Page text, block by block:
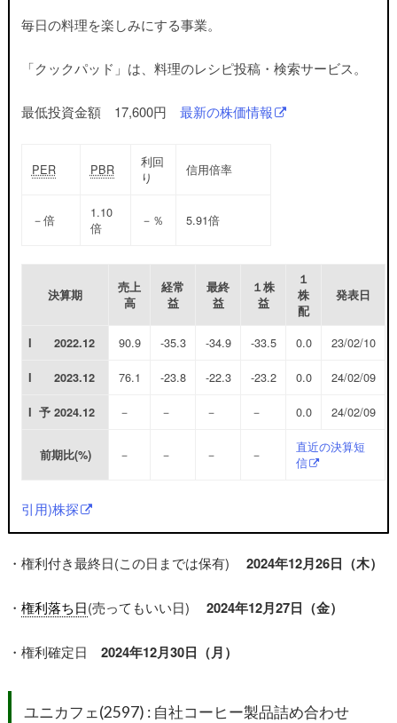
毎日の料理を楽しみにする事業。
「クックパッド」は、料理のレシピ投稿・検索サービス。
最低投資金額 17,600円最新の株価情報
PER PBR
利回
り
信用倍率
－倍
1.10
倍
－ ％ 5.91倍
決算期
売上
高
経常
益
最終
益
１株
益
１
株
配
発表日
I2022.12 90.9 -35.3 -34.9 -33.5 0.0 23/02/10
I2023.12 76.1 -23.8 -22.3 -23.2 0.0 24/02/09
I 予2024.12 － － － － 0.0 24/02/09
前期比(%) － － － －
直近の決算短
信
引用)株探
・権利付き最終日(この日までは保有) 2024年12月26日（木）
・ 権利落ち日(売ってもいい日) 2024年12月27日（金）
・権利確定日 2024年12月30日（月）
ユニカフェ(2597) : 自社コーヒー製品詰め合わせ